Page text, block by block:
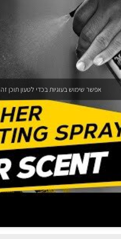
אפשר שימוש בעוגיות בכדי לטעון תוכן זה